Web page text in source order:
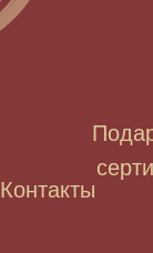
Контакты